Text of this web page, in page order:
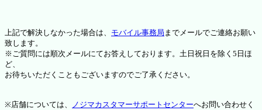
上記で解決しなかった場合は、 モバイル事務局 までメールでご連絡お願い
致します。
※ご質問には順次メールにてお答えしております。土日祝日を除く5日ほ
ど、
お待ちいただくこともございますのでご了承ください。
※店舗については、 ノジマカスタマーサポートセンターへお問い合わせく